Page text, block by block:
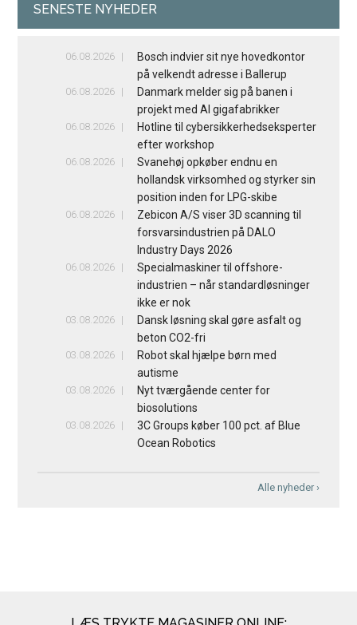
SENESTE NYHEDER
06.08.2026
Bosch indvier sit nye hovedkontor
på velkendt adresse i Ballerup
06.08.2026
Danmark melder sig på banen i
projekt med AI gigafabrikker
06.08.2026
Hotline til cybersikkerhedseksperter
efter workshop
06.08.2026
Svanehøj opkøber endnu en
hollandsk virksomhed og styrker sin
position inden for LPG-skibe
06.08.2026
Zebicon A/S viser 3D scanning til
forsvarsindustrien på DALO
Industry Days 2026
06.08.2026
Specialmaskiner til offshore-
industrien – når standardløsninger
ikke er nok
03.08.2026
Dansk løsning skal gøre asfalt og
beton CO2-fri
03.08.2026
Robot skal hjælpe børn med
autisme
03.08.2026
Nyt tværgående center for
biosolutions
03.08.2026
3C Groups køber 100 pct. af Blue
Ocean Robotics
Alle nyheder ›